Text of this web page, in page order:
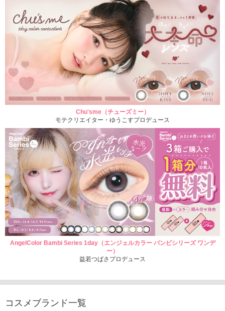
Chu'sme（チューズミー）
モテクリエイター・ゆうこすプロデュース
AngelColor Bambi Series 1day（エンジェルカラー バンビシリーズ ワンデ
ー）
益若つばさプロデュース
コスメブランド一覧